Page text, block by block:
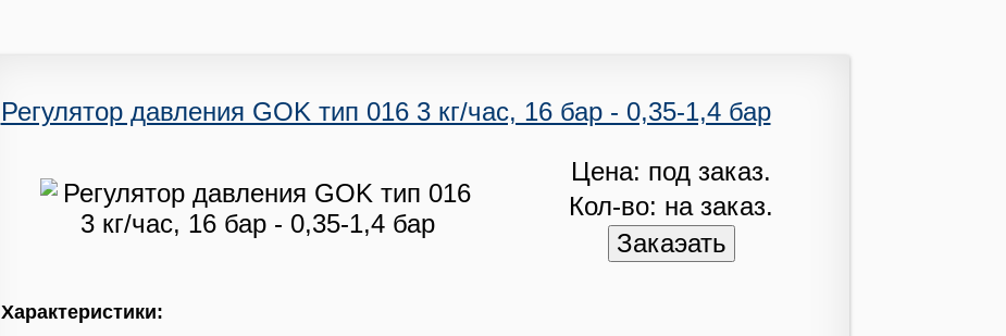
Регулятор давления GOK тип 016 3 кг/час, 16 бар - 0,35-1,4 бар
Цена: под заказ.
Кол-во: на заказ.
Характеристики: